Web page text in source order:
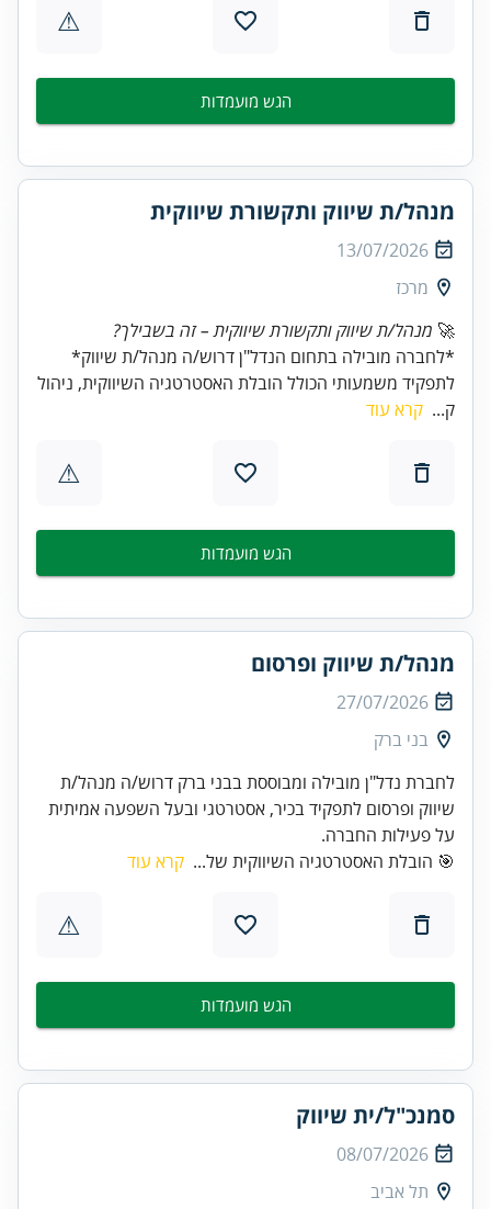
⚠
הגש מועמדות
מנהל/ת שיווק ותקשורת שיווקית
13/07/2026
מרכז
🚀 מנהל/ת שיווק ותקשורת שיווקית – זה בשבילך?
*לחברה מובילה בתחום הנדל"ן דרוש/ה מנהל/ת שיווק*
לתפקיד משמעותי הכולל הובלת האסטרטגיה השיווקית, ניהול
ק... קרא עוד
⚠
הגש מועמדות
מנהל/ת שיווק ופרסום
27/07/2026
בני ברק
לחברת נדל"ן מובילה ומבוססת בבני ברק דרוש/ה מנהל/ת
שיווק ופרסום לתפקיד בכיר, אסטרטגי ובעל השפעה אמיתית
על פעילות החברה.
🎯 הובלת האסטרטגיה השיווקית של... קרא עוד
⚠
הגש מועמדות
סמנכ"ל/ית שיווק
08/07/2026
תל אביב